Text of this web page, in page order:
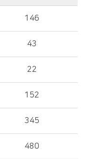
146
43
22
152
345
480